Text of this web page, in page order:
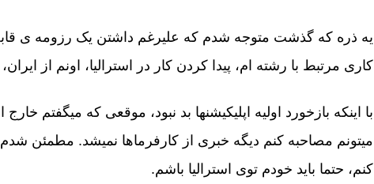
یه ذره که گذشت متوجه شدم که علیرغم داشتن یک رزومه ی
کاری مرتبط با رشته ام، پیدا کردن کار در استرالیا، اونم از
با اینکه بازخورد اولیه اپلیکیشنها بد نبود، موقعی که میگفتم
میتونم مصاحبه کنم دیگه خبری از کارفرماها نمیشد. مطمئن
کنم، حتما باید خودم توی استرالیا باشم.